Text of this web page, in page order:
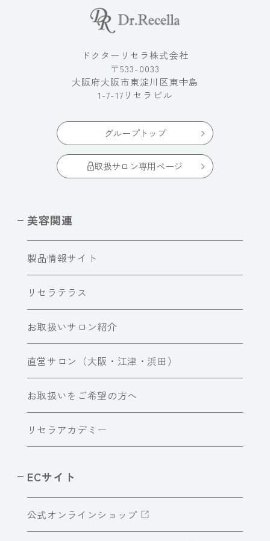
ドクターリセラ株式会社
〒533-0033
大阪府大阪市東淀川区東中島
1-7-17リセラビル
グループトップ
取扱サロン専用ページ
美容関連
製品情報サイト
リセラテラス
お取扱いサロン紹介
直営サロン（大阪・江津・浜田）
お取扱いをご希望の方へ
リセラアカデミー
ECサイト
公式オンラインショップ